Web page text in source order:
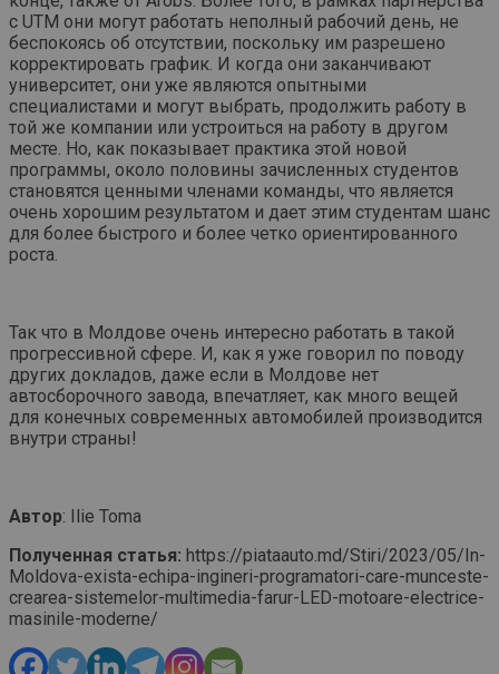
с UTM они могут работать неполный рабочий день, не
беспокоясь об отсутствии, поскольку им разрешено
корректировать график. И когда они заканчивают
университет, они уже являются опытными
специалистами и могут выбрать, продолжить работу в
той же компании или устроиться на работу в другом
месте. Но, как показывает практика этой новой
программы, около половины зачисленных студентов
становятся ценными членами команды, что является
очень хорошим результатом и дает этим студентам шанс
для более быстрого и более четко ориентированного
роста.
Так что в Молдове очень интересно работать в такой
прогрессивной сфере. И, как я уже говорил по поводу
других докладов, даже если в Молдове нет
автосборочного завода, впечатляет, как много вещей
для конечных современных автомобилей производится
внутри страны!
Автор: Ilie Toma
Полученная статья: https://piataauto.md/Stiri/2023/05/In-
Moldova-exista-echipa-ingineri-programatori-care-munceste-
crearea-sistemelor-multimedia-farur-LED-motoare-electrice-
masinile-moderne/